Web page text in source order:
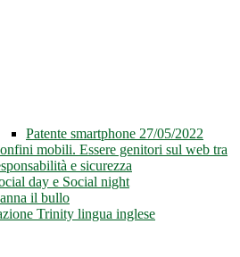
Patente smartphone 27/05/2022
mobili. Essere genitori sul web tra
e sicurezza
day e Social night
il bullo
Trinity lingua inglese